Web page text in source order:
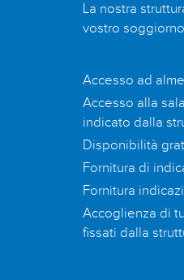
La nostra
vostro
Accesso ad
Accesso alla
indicato dalla
Disponibilità
Fornitura di
Fornitura
Accoglienza di
fissati dalla